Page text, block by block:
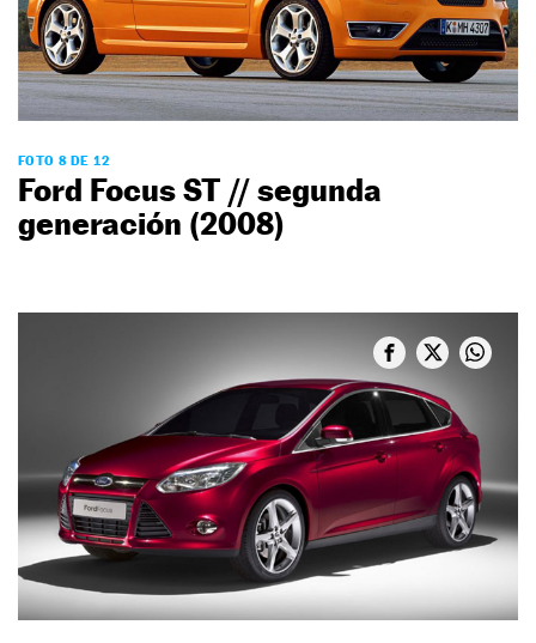
FOTO 8 DE 12
Ford Focus ST // segunda
generación (2008)